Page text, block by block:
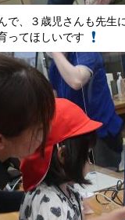
で、３歳児さんも先生
ってほしいです